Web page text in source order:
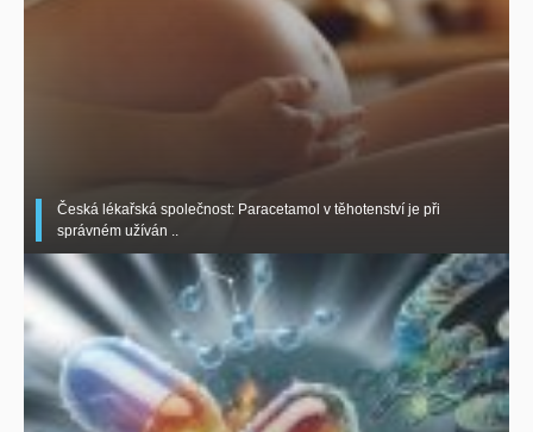
Česká lékařská společnost: Paracetamol v těhotenství je při
správném užíván ..